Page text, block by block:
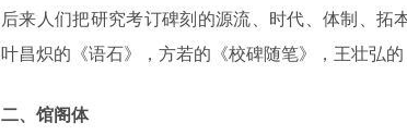
后来人们把研究考订碑刻的源流、时代、体制、拓
叶昌炽的《语石》，方若的《校碑随笔》，王壮弘
二、馆阁体